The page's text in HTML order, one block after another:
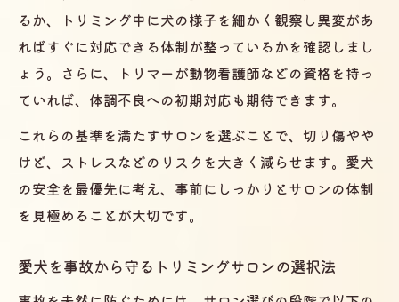
性
滑りにくい床や清掃状況を見極める方法
トリミングサロンでの愛犬のストレス軽減
対策
トリミングサロンでの事故を防ぐ体制とは
トリミングサロンのスタッフ教育と安全意
識
ン
バリカン使用時の皮膚トラブル予防のポイ
るか、トリミング中に犬の様子を細かく観察し異変があ
ればすぐに対応できる体制が整っているかを確認しまし
ょう。さらに、トリマーが動物看護師などの資格を持っ
ていれば、体調不良への初期対応も期待できます。
これらの基準を満たすサロンを選ぶことで、切り傷やや
けど、ストレスなどのリスクを大きく減らせます。愛犬
の安全を最優先に考え、事前にしっかりとサロンの体制
を見極めることが大切です。
愛犬を事故から守るトリミングサロンの選択法